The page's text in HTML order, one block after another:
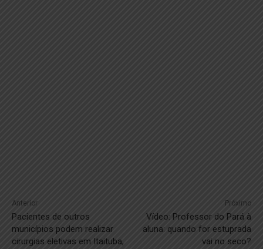
Anterior
Pacientes de outros
municípios podem realizar
cirurgias eletivas em Itaituba,
Próximo
Vídeo: Professor do Pará à
aluna: quando for estuprada
vai no seco?